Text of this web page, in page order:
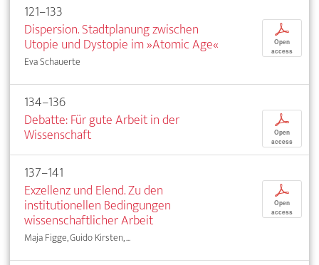
121–133
Dispersion. Stadtplanung zwischen
Utopie und Dystopie im »Atomic Age«
Eva Schauerte
p
Open
access
134–136
Debatte: Für gute Arbeit in der
Wissenschaft
p
Open
access
137–141
Exzellenz und Elend. Zu den
institutionellen Bedingungen
wissenschaftlicher Arbeit
Maja Figge, Guido Kirsten, ...
p
Open
access